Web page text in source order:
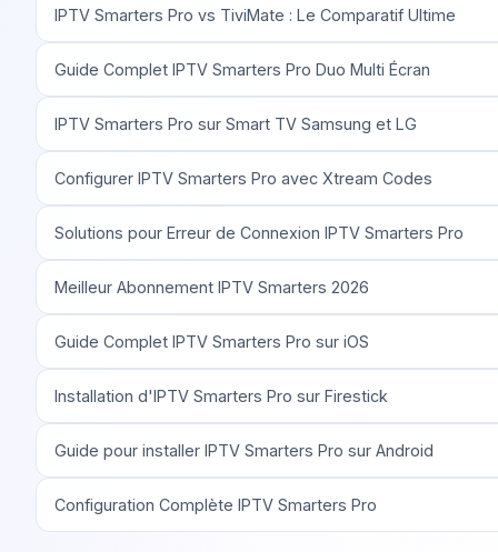
IPTV Smarters Pro vs TiviMate : Le Comparatif Ultime
Guide Complet IPTV Smarters Pro Duo Multi Écran
IPTV Smarters Pro sur Smart TV Samsung et LG
Configurer IPTV Smarters Pro avec Xtream Codes
Solutions pour Erreur de Connexion IPTV Smarters Pro
Meilleur Abonnement IPTV Smarters 2026
Guide Complet IPTV Smarters Pro sur iOS
Installation d'IPTV Smarters Pro sur Firestick
Guide pour installer IPTV Smarters Pro sur Android
Configuration Complète IPTV Smarters Pro